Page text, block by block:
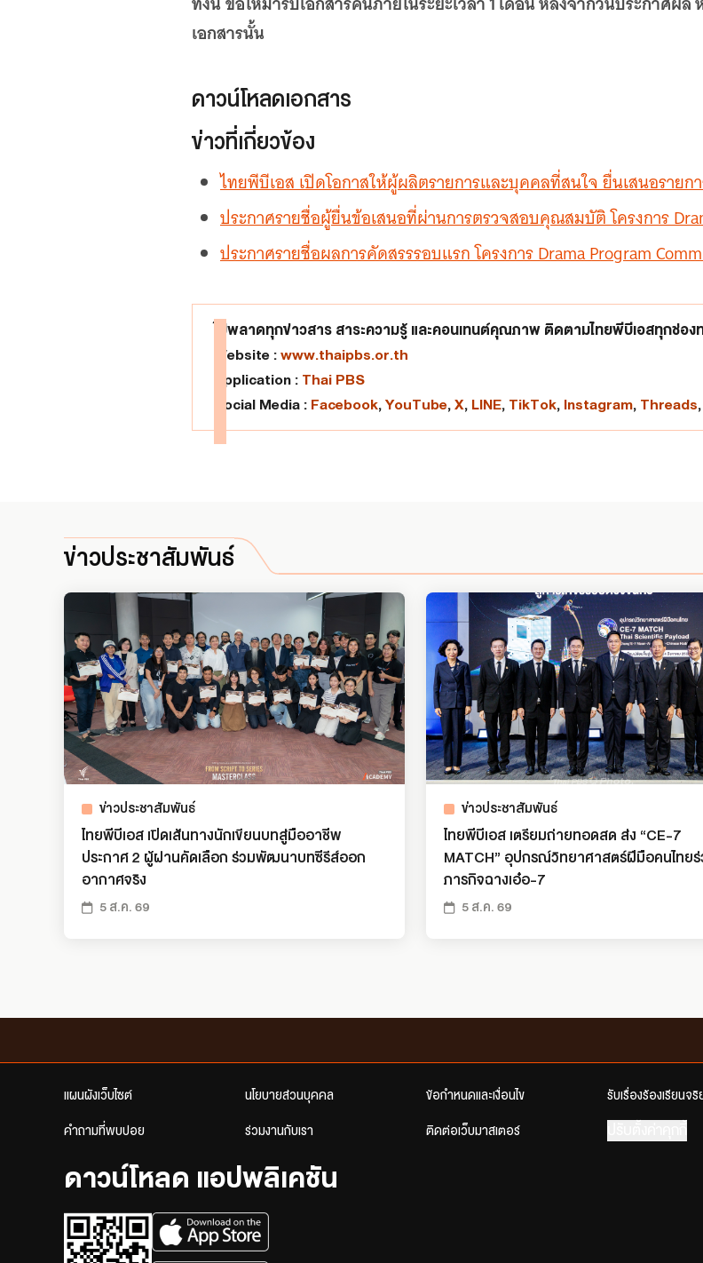
เอกสารนั้น
ดาวน์โหลดเอกสาร
ข่าวที่เกี่ยวข้อง
ไทยพีบีเอส เปิดโอกาสให้ผู้ผลิตรายการและบุคคลที่สนใจ ยื่นเสนอรายก
ประกาศรายชื่อผู้ยื่นข้อเสนอที่ผ่านการตรวจสอบคุณสมบัติ โครงการ
ประกาศรายชื่อผลการคัดสรรรอบแรก โครงการ Drama Program
ไม่พลาดทุกข่าวสาร สาระความรู้ และคอนเทนต์คุณภาพ ติดตามไทยพีบีเอสทุกช่อง
Website : www.thaipbs.or.th
Application : Thai PBS
Social Media : Facebook, YouTube, X, LINE, TikTok, Instagram, Threads,
ข่าวประชาสัมพันธ์
ข่าวประชาสัมพันธ์
ไทยพีบีเอส เปิดเส้นทางนักเขียนบทสู่มืออาชีพ
ประกาศ 2 ผู้ผ่านคัดเลือก ร่วมพัฒนาบทซีรีส์ออก
อากาศจริง
5 ส.ค. 69
ข่าวประชาสัมพันธ์
ไทยพีบีเอส เตรียมถ่ายทอดสด ส่ง “CE-7
MATCH” อุปกรณ์วิทยาศาสตร์ฝีมือคนไทยร่
ภารกิจฉางเอ๋อ-7
5 ส.ค. 69
แผนผังเว็บไซต์ นโยบายส่วนบุคคล ข้อกำหนดและเงื่อนไข รับเรื่องร้องเรียนจริ
คำถามที่พบบ่อย ร่วมงานกับเรา ติดต่อเว็บมาสเตอร์
ดาวน์โหลด แอปพลิเคชัน